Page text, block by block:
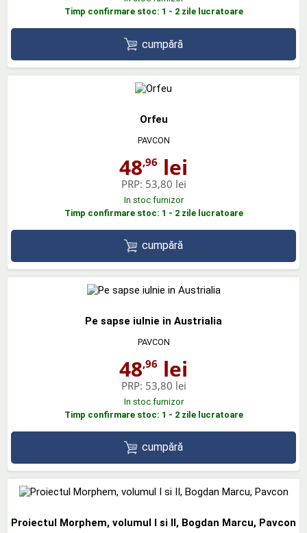
Timp confirmare stoc: 1 - 2 zile lucratoare
cumpără
Orfeu
PAVCON
48,96 lei
PRP: 53,80 lei
In stoc furnizor
Timp confirmare stoc: 1 - 2 zile lucratoare
cumpără
Pe sapse iulnie in Austrialia
PAVCON
48,96 lei
PRP: 53,80 lei
In stoc furnizor
Timp confirmare stoc: 1 - 2 zile lucratoare
cumpără
Proiectul Morphem, volumul I si II, Bogdan Marcu, Pavcon